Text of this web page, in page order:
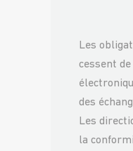
Les
cessent
des
Les
la